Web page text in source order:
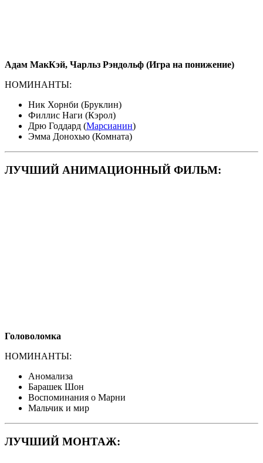
Адам МакКэй, Чарльз Рэндольф (Игра на понижение)
НОМИНАНТЫ:
Ник Хорнби (Бруклин)
Филлис Наги (Кэрол)
Дрю Годдард (Марсианин)
Эмма Донохью (Комната)
ЛУЧШИЙ АНИМАЦИОННЫЙ ФИЛЬМ:
Головоломка
НОМИНАНТЫ:
Аномализа
Барашек Шон
Воспоминания о Марни
Мальчик и мир
ЛУЧШИЙ МОНТАЖ: